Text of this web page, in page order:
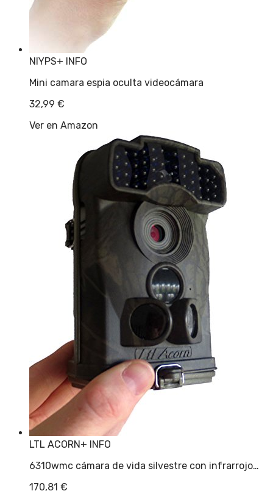
NIYPS+ INFO
Mini camara espia oculta videocámara
32,99 €
Ver en Amazon
LTL ACORN+ INFO
6310wmc cámara de vida silvestre con infrarrojo…
170,81 €